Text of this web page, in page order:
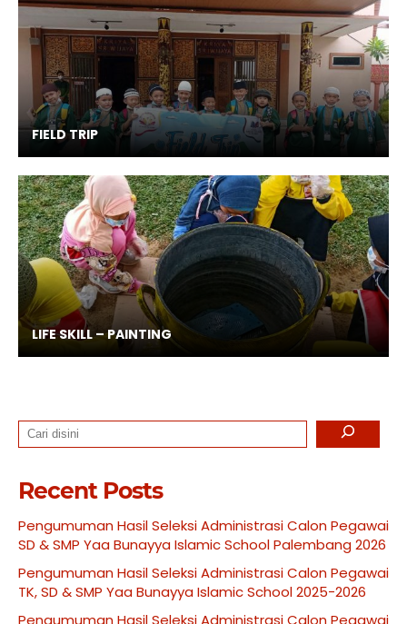
FIELD TRIP
LIFE SKILL – PAINTING
Search
Recent Posts
Pengumuman Hasil Seleksi Administrasi Calon Pegawai
SD & SMP Yaa Bunayya Islamic School Palembang 2026
Pengumuman Hasil Seleksi Administrasi Calon Pegawai
TK, SD & SMP Yaa Bunayya Islamic School 2025-2026
Pengumuman Hasil Seleksi Administrasi Calon Pegawai